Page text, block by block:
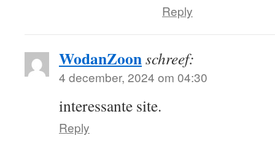
Reply
WodanZoonschreef:
4 december, 2024 om 04:30
interessante site.
Reply